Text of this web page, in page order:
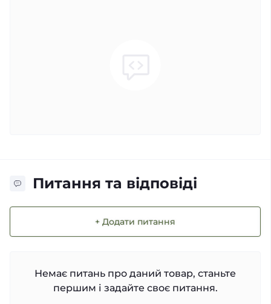
Питання та відповіді
+ Додати питання
Немає питань про даний товар, станьте
першим і задайте своє питання.